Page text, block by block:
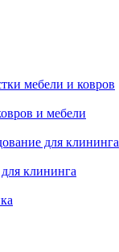
мебели и ковров
и мебели
для клининга
клининга